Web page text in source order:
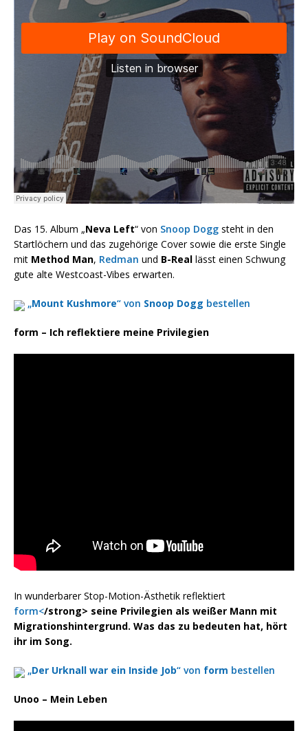
Das 15. Album „Neva Left“ von Snoop Dogg steht in den
Startlöchern und das zugehörige Cover sowie die erste Single
mit Method Man, Redman und B-Real lässt einen Schwung
gute alte Westcoast-Vibes erwarten.
„Mount Kushmore“ von Snoop Dogg bestellen
form – Ich reflektiere meine Privilegien
In wunderbarer Stop-Motion-Ästhetik reflektiert
form</strong> seine Privilegien als weißer Mann mit
Migrationshintergrund. Was das zu bedeuten hat, hört
ihr im Song.
„Der Urknall war ein Inside Job“ von form bestellen
Unoo – Mein Leben